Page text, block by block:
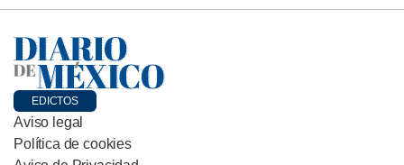
EDICTOS
Aviso legal
Política de cookies